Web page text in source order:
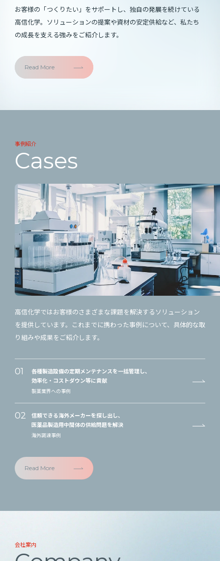
お客様の「つくりたい」をサポートし、独自の発展を続けている
高信化学。ソリューションの提案や資材の安定供給など、私たち
の成長を支える強みをご紹介します。
Read More
事例紹介
高信化学ではお客様のさまざまな課題を解決するソリューション
を提供しています。これまでに携わった事例について、具体的な取
り組みや成果をご紹介します。
各種製造設備の定期メンテナンスを一括管理し、
効率化・コストダウン等に貢献
製薬業界への事例
信頼できる海外メーカーを探し出し、
医薬品製造用中間体の供給問題を解決
海外調達事例
Read More
会社案内